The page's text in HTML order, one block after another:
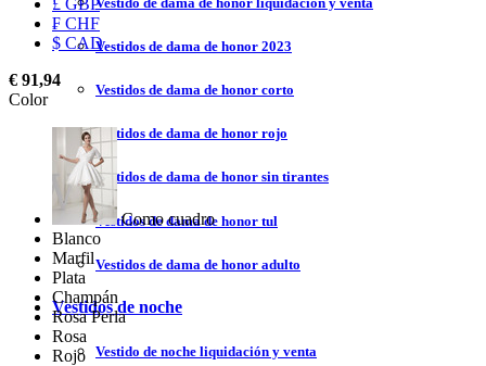
Vestidos de dama de honor 2023
Vestidos de dama de honor corto
Vestidos de dama de honor rojo
Vestidos de dama de honor sin tirantes
Vestidos de dama de honor tul
Vestidos de dama de honor adulto
Vestidos de noche
Vestido de noche liquidación y venta
£ GBP
₣ CHF
$ CAD
€ 91,94
Color
Como cuadro
Blanco
Marfil
Plata
Champán
Rosa Perla
Rosa
Rojo